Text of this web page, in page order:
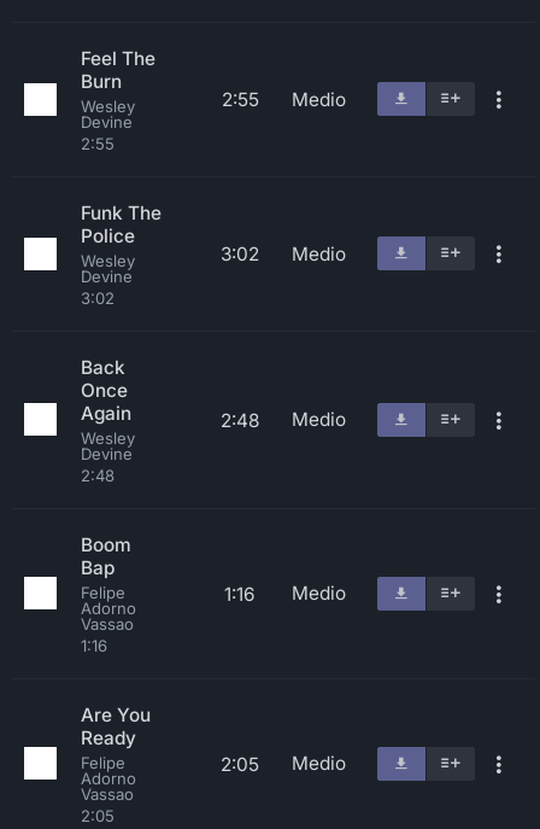
Feel The
Burn
Wesley
Devine
2:55
2:55 Medio
Funk The
Police
Wesley
Devine
3:02
3:02 Medio
Back
Once
Again
Wesley
Devine
2:48
2:48 Medio
Boom
Bap
Felipe
Adorno
Vassao
1:16
1:16 Medio
Are You
Ready
Felipe
Adorno
Vassao
2:05
2:05 Medio